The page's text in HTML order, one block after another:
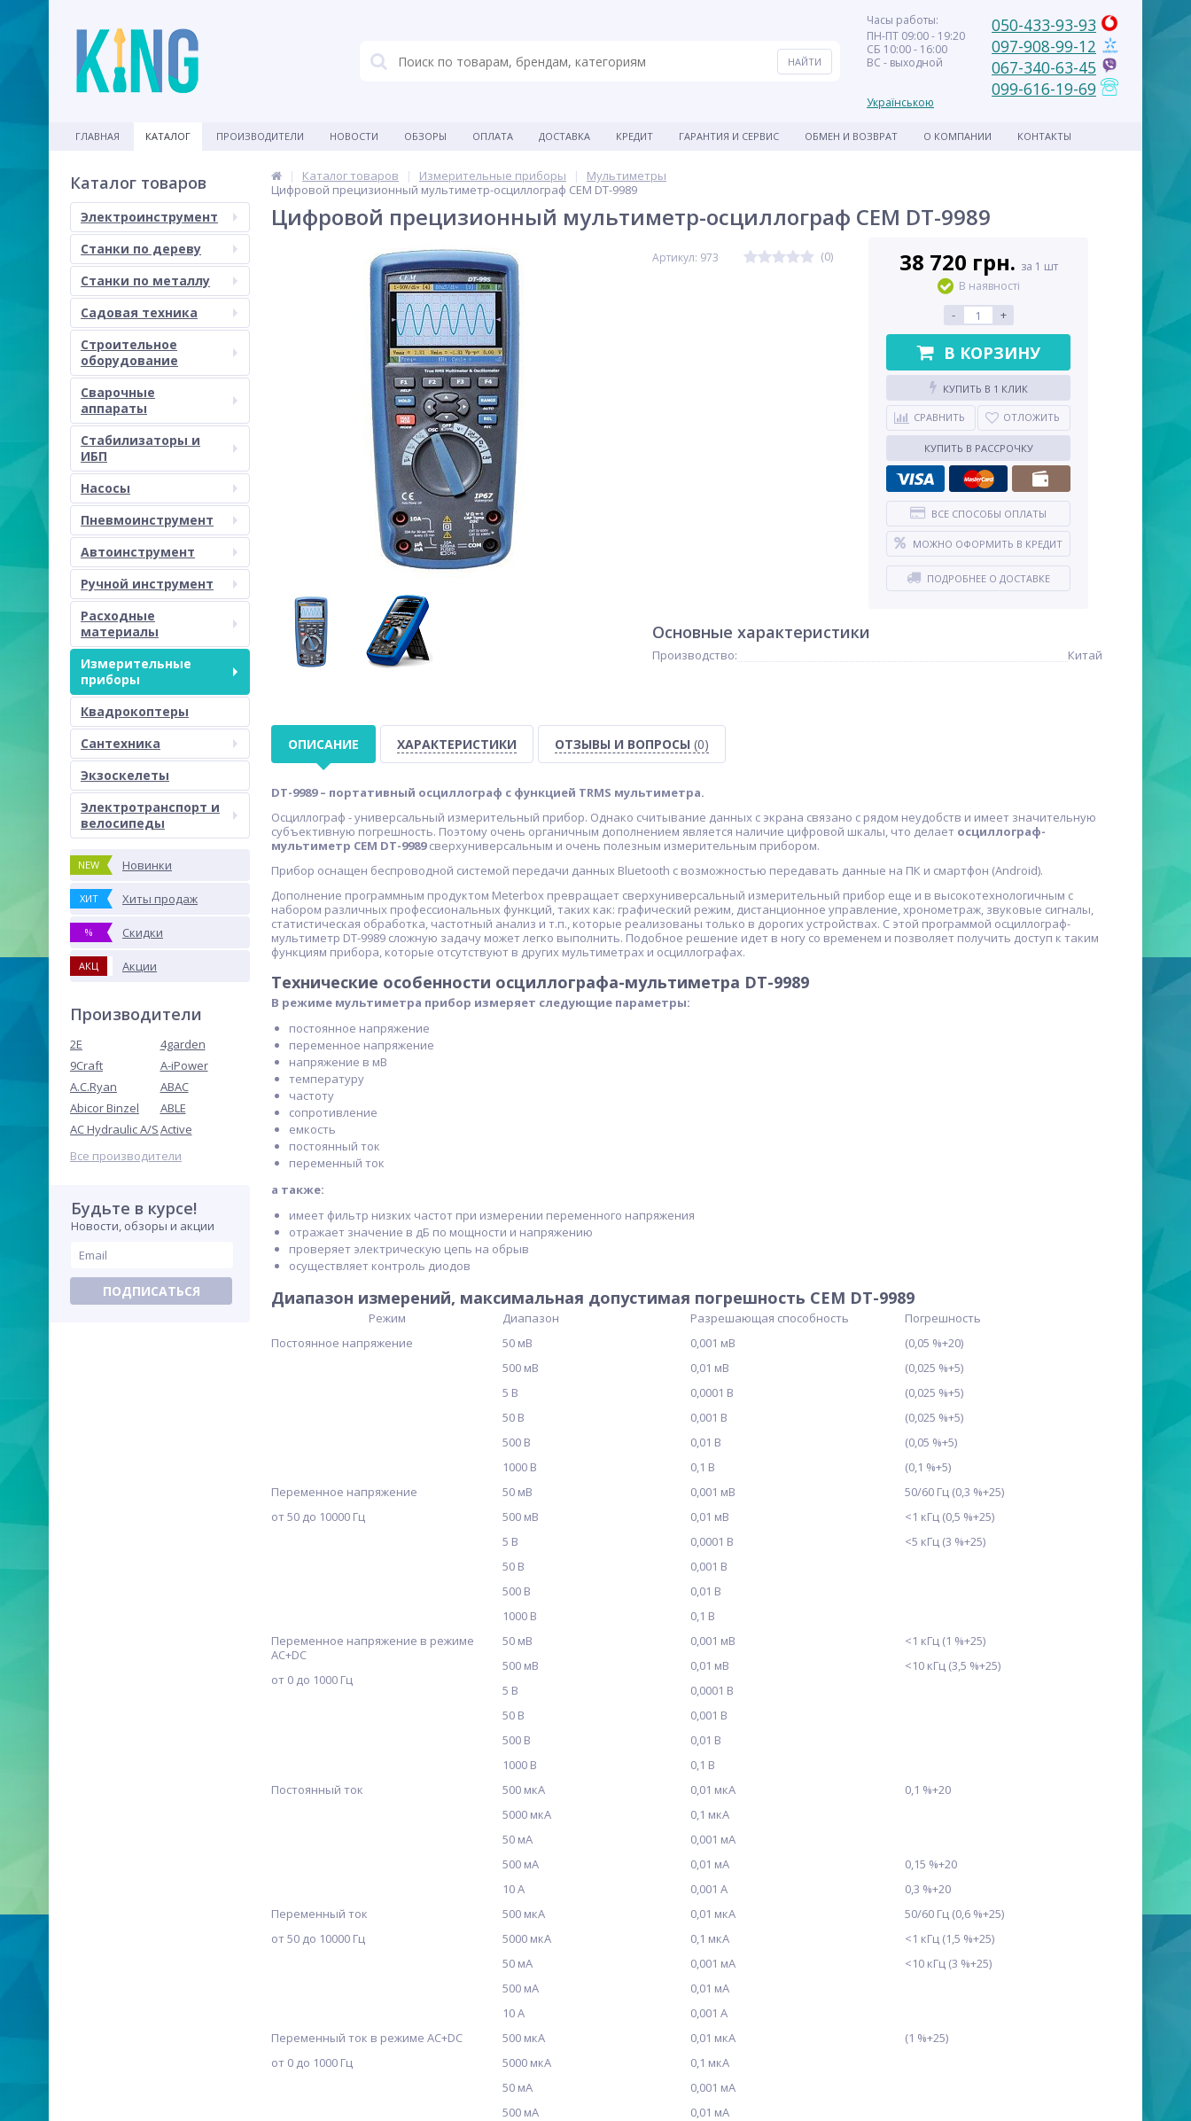
Часы работы:
ПН-ПТ 09:00 - 19:20
СБ 10:00 - 16:00
ВС - выходной
Українською
050-433-93-93
097-908-99-12
067-340-63-45
099-616-19-69
ГЛАВНАЯ КАТАЛОГ ПРОИЗВОДИТЕЛИ НОВОСТИ ОБЗОРЫ ОПЛАТА ДОСТАВКА КРЕДИТ ГАРАНТИЯ И СЕРВИС ОБМЕН И ВОЗВРАТ О КОМПАНИИ КОНТАКТЫ
Каталог товаров
Электроинструмент
Станки по дереву
Станки по металлу
Садовая техника
Строительное
оборудование
Сварочные
аппараты
Стабилизаторы и
ИБП
Насосы
Пневмоинструмент
Автоинструмент
Ручной инструмент
Расходные
материалы
Измерительные
приборы
Квадрокоптеры
Сантехника
Экзоскелеты
Электротранспорт и
велосипеды
NEW Новинки
ХИТ Хиты продаж
% Скидки
АКЦ Акции
Производители
2E
4garden
9Craft
A-iPower
A.C.Ryan
ABAC
Abicor Binzel
ABLE
AC Hydraulic A/SActive
Все производители
Будьте в курсе!
Новости, обзоры и акции
ПОДПИСАТЬСЯ
Каталог товаров Измерительные приборы
Мультиметры
Цифровой прецизионный мультиметр-осциллограф CEM DT-9989
Цифровой прецизионный мультиметр-осциллограф CEM DT-9989
Артикул: 973 (0) 38 720 грн. за 1 шт
В наявності
- +
В КОРЗИНУ
КУПИТЬ В 1 КЛИК
СРАВНИТЬ ОТЛОЖИТЬ
КУПИТЬ В РАССРОЧКУ
ВСЕ СПОСОБЫ ОПЛАТЫ
МОЖНО ОФОРМИТЬ В КРЕДИТ
ПОДРОБНЕЕ О ДОСТАВКЕ
Основные характеристики
Производство: Китай
ОПИСАНИЕ ХАРАКТЕРИСТИКИ ОТЗЫВЫ И ВОПРОСЫ (0)
DT-9989 – портативный осциллограф с функцией TRMS мультиметра.
Осциллограф - универсальный измерительный прибор. Однако считывание данных с экрана связано с рядом неудобств и имеет значительную
субъективную погрешность. Поэтому очень органичным дополнением является наличие цифровой шкалы, что делает осциллограф-
мультиметр CEM DT-9989сверхуниверсальным и очень полезным измерительным прибором.
Прибор оснащен беспроводной системой передачи данных Bluetooth с возможностью передавать данные на ПК и смартфон (Android).
Дополнение программным продуктом Meterbox превращает сверхуниверсальный измерительный прибор еще и в высокотехнологичным с
набором различных профессиональных функций, таких как: графический режим, дистанционное управление, хронометраж, звуковые сигналы,
статистическая обработка, частотный анализ и т.п., которые реализованы только в дорогих устройствах. С этой программой осциллограф-
мультиметр DT-9989 сложную задачу может легко выполнить. Подобное решение идет в ногу со временем и позволяет получить доступ к таким
функциям прибора, которые отсутствуют в других мультиметрах и осциллографах.
Технические особенности осциллографа-мультиметра DT-9989
В режиме мультиметра прибор измеряет следующие параметры:
постоянное напряжение
переменное напряжение
напряжение в мВ
температуру
частоту
сопротивление
емкость
постоянный ток
переменный ток
а также:
имеет фильтр низких частот при измерении переменного напряжения
отражает значение в дБ по мощности и напряжению
проверяет электрическую цепь на обрыв
осуществляет контроль диодов
Диапазон измерений, максимальная допустимая погрешность CEM DT-9989
Режим Диапазон Разрешающая способность
Погрешность
Постоянное напряжение
50 мВ 0,001 мВ
(0,05 %+20)
500 мВ
0,01 мВ
(0,025 %+5)
5 В
0,0001 В
(0,025 %+5)
50 В
0,001 В
(0,025 %+5)
500 В
0,01 В
(0,05 %+5)
1000 В
0,1 В
(0,1 %+5)
Переменное напряжение
от 50 до 10000 Гц
50 мВ 0,001 мВ
50/60 Гц (0,3 %+25)
<1 кГц (0,5 %+25)
<5 кГц (3 %+25)
500 мВ
0,01 мВ
5 В
0,0001 В
50 В
0,001 В
500 В
0,01 В
1000 В
0,1 В
Переменное напряжение в режиме
АС+DC
от 0 до 1000 Гц
50 мВ 0,001 мВ
<1 кГц (1 %+25)
<10 кГц (3,5 %+25)
500 мВ
0,01 мВ
5 В
0,0001 В
50 В
0,001 В
500 В
0,01 В
1000 В
0,1 В
Постоянный ток
500 мкА 0,01 мкА
0,1 %+20
5000 мкА
0,1 мкА
50 мА
0,001 мА
500 мА
0,01 мА
0,15 %+20
10 А
0,001 А
0,3 %+20
Переменный ток
от 50 до 10000 Гц
500 мкА 0,01 мкА
50/60 Гц (0,6 %+25)
<1 кГц (1,5 %+25)
<10 кГц (3 %+25)
5000 мкА
0,1 мкА
50 мА
0,001 мА
500 мА
0,01 мА
10 А
0,001 А
Переменный ток в режиме АС+DC
от 0 до 1000 Гц
500 мкА 0,01 мкА
(1 %+25)
5000 мкА
0,1 мкА
50 мА
0,001 мА
500 мА
0,01 мА